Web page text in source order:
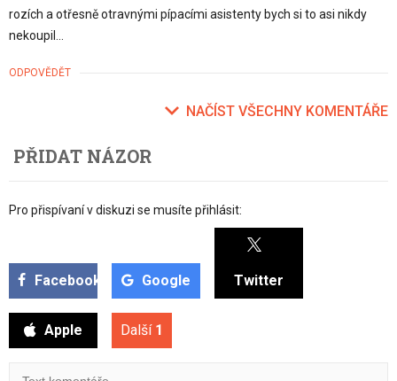
rozích a otřesně otravnými pípacími asistenty bych si to asi nikdy
nekoupil...
ODPOVĚDĚT
NAČÍST VŠECHNY KOMENTÁŘE
PŘIDAT NÁZOR
Pro přispívaní v diskuzi se musíte přihlásit:
Facebook Google Twitter
Apple Další 1